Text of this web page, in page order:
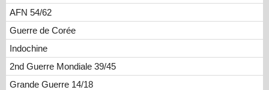
AFN 54/62
Guerre de Corée
Indochine
2nd Guerre Mondiale 39/45
Grande Guerre 14/18